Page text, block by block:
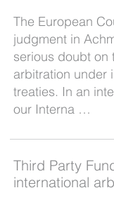
The European
judgment in
serious doubt on
arbitration under
treaties. In an
our Interna …
Third Party
international